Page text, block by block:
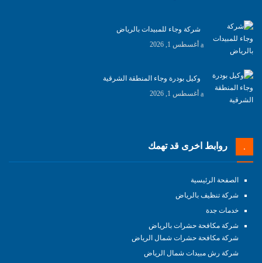
شركة وجاء للمبيدات بالرياض
أغسطس 1, 2026
وكيل بودرة وجاء المنطقة الشرقية
أغسطس 1, 2026
روابط اخرى قد تهمك
الصفحة الرئيسية
شركة تنظيف بالرياض
خدمات جدة
شركة مكافحة حشرات بالرياض
شركة مكافحة حشرات شمال الرياض
شركة رش مبيدات شمال الرياض